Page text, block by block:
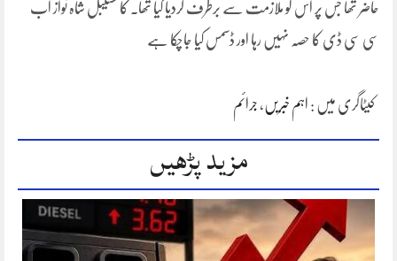
حاضر تھا جس پر اس کو ملازمت سے برطرف کردیا گیا تھا۔ کانسٹیبل شاہ نواز اب
سی سی ڈی کا حصہ نہیں رہا اور ڈسمس کیا جاچکا ہے
کیٹاگری میں : اہم خبریں ، جرائم
مزید پڑھیں